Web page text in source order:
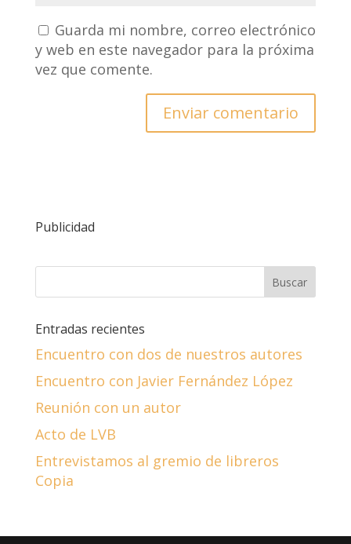
Guarda mi nombre, correo electrónico
y web en este navegador para la próxima
vez que comente.
Publicidad
Entradas recientes
Encuentro con dos de nuestros autores
Encuentro con Javier Fernández López
Reunión con un autor
Acto de LVB
Entrevistamos al gremio de libreros
Copia